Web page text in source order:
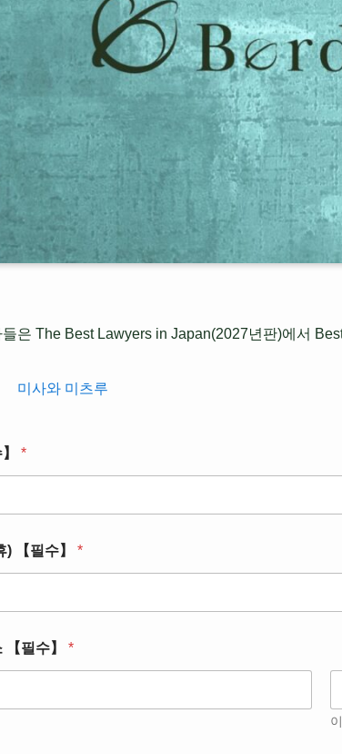
은 The Best Lawyers in Japan(2027년판)에서
미사와 미츠루
*
) 【필수】 *
【필수】 *